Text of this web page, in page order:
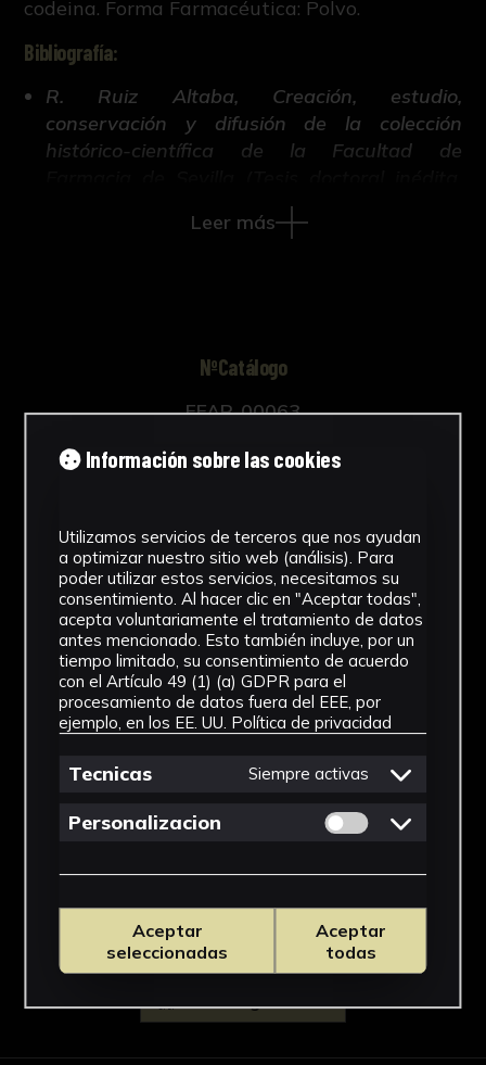
codeina. Forma Farmacéutica: Polvo.
Bibliografía:
R. Ruiz Altaba, Creación, estudio,
conservación y difusión de la colección
histórico-científica de la Facultad de
421-663, Universidad de Sevilla, 2018).
Leer más
NºCatálogo
FFAR-00063
Tipología
Cronología
SF
Materiales
Vidrio
Ubicación
Facultad de Farmacia
Ver más
Descargar Ficha
Información sobre las cookies
Utilizamos servicios de terceros que nos ayudan
a optimizar nuestro sitio web (análisis). Para
poder utilizar estos servicios, necesitamos su
consentimiento. Al hacer clic en "Aceptar todas",
acepta voluntariamente el tratamiento de datos
antes mencionado. Esto también incluye, por un
tiempo limitado, su consentimiento de acuerdo
con el Artículo 49 (1) (a) GDPR para el
procesamiento de datos fuera del EEE, por
ejemplo, en los EE. UU. Política de privacidad
Tecnicas Siempre activas
Personalizacion Permitir cookies
Aceptar
seleccionadas
Aceptar
todas